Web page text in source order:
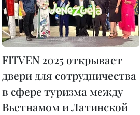
FITVEN 2025 открывает
двери для сотрудничества
в сфере туризма между
Вьетнамом и Латинской